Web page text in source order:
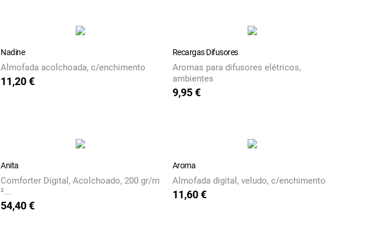
Nadine
Almofada acolchoada, c/enchimento
Preço
11,20 €
Recargas Difusores
Aromas para difusores elétricos,
ambientes
Preço
9,95 €
Anita
Comforter Digital, Acolchoado, 200 gr/m
²...
Preço
54,40 €
Aroma
Almofada digital, veludo, c/enchimento
Preço
11,60 €